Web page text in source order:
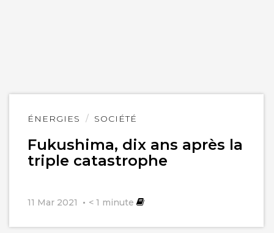
ÉNERGIES SOCIÉTÉ
Fukushima, dix ans après la
triple catastrophe
11 Mar 2021 < 1 minute
Lire